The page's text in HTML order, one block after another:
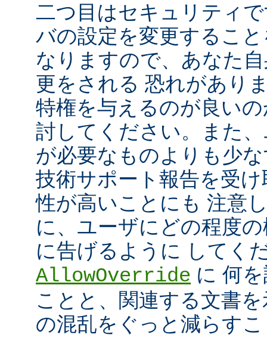
二つ目はセキュリティ
バの設定を変更するこ
なりますので、あなた
更をされる 恐れがあり
特権を与えるのが良い
討してください。また
が必要なものよりも少
技術サポート報告を受
性が高いことにも 注意
に、ユーザにどの程度
に告げるように してく
AllowOverride に 何
ことと、関連する文書
の混乱をぐっと減らす